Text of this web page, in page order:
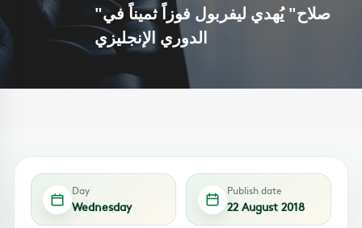
"صلاح" يُهدي ليفربول فوزاً ثميناً في
الدوري الإنجليزي
Day
Wednesday
Publish date
22 August 2018